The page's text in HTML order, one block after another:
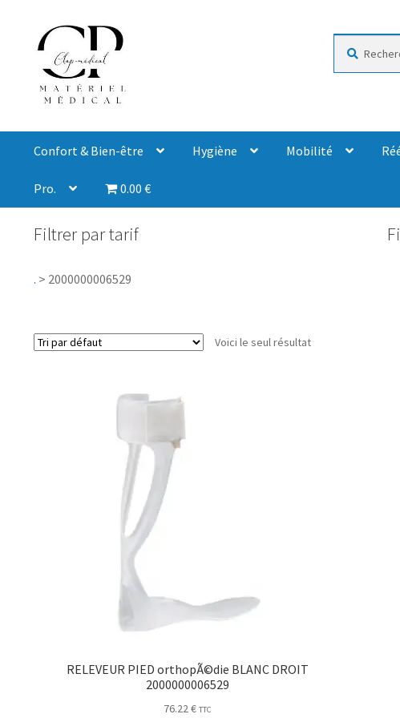
Confort & Bien-être Hygiène Mobilité
Pro. 0.00 €
Filtrer par tarif
. > 2000000006529
Voici le seul résultat
RELEVEUR PIED orthopÃ©die BLANC DROIT
2000000006529
76.22 € TTC